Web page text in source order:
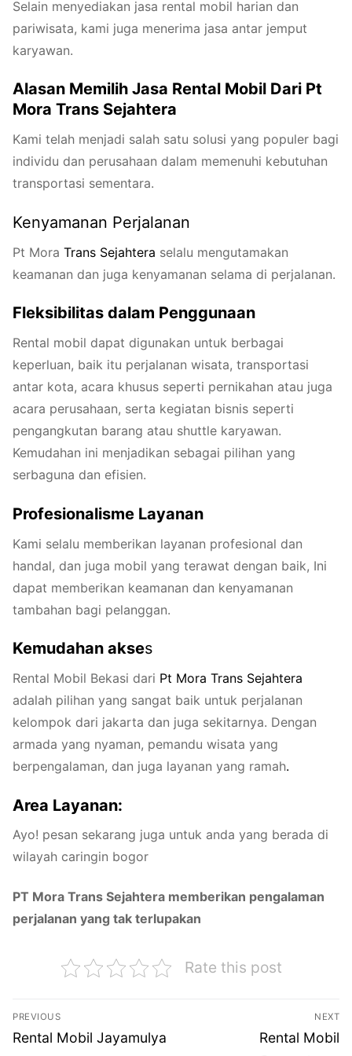
Selain menyediakan jasa rental mobil harian dan
pariwisata, kami juga menerima jasa antar jemput
karyawan.
Alasan Memilih Jasa Rental Mobil Dari Pt
Mora Trans Sejahtera
Kami telah menjadi salah satu solusi yang populer bagi
individu dan perusahaan dalam memenuhi kebutuhan
transportasi sementara.
Kenyamanan Perjalanan
Pt Mora Trans Sejahtera selalu mengutamakan
keamanan dan juga kenyamanan selama di perjalanan.
Fleksibilitas dalam Penggunaan
Rental mobil dapat digunakan untuk berbagai
keperluan, baik itu perjalanan wisata, transportasi
antar kota, acara khusus seperti pernikahan atau juga
acara perusahaan, serta kegiatan bisnis seperti
pengangkutan barang atau shuttle karyawan.
Kemudahan ini menjadikan sebagai pilihan yang
serbaguna dan efisien.
Profesionalisme Layanan
Kami selalu memberikan layanan profesional dan
handal, dan juga mobil yang terawat dengan baik, Ini
dapat memberikan keamanan dan kenyamanan
tambahan bagi pelanggan.
Kemudahan akses
Rental Mobil Bekasi dari Pt Mora Trans Sejahtera
adalah pilihan yang sangat baik untuk perjalanan
kelompok dari jakarta dan juga sekitarnya. Dengan
armada yang nyaman, pemandu wisata yang
berpengalaman, dan juga layanan yang ramah.
Area Layanan:
Ayo! pesan sekarang juga untuk anda yang berada di
wilayah caringin bogor
PT Mora Trans Sejahtera memberikan pengalaman
perjalanan yang tak terlupakan
Rate this post
Navigasi
pos
PREVIOUS
Previous
Rental Mobil Jayamulya
NEXT
Next
Rental Mobil